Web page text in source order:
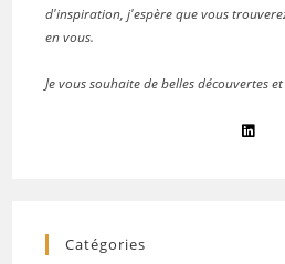
d'inspiration, j'espère que vous
en vous.
Je vous souhaite de belles découvertes
Catégories